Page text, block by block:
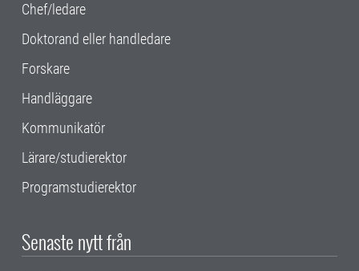
Chef/ledare
Doktorand eller handledare
Forskare
Handläggare
Kommunikatör
Lärare/studierektor
Programstudierektor
Senaste nytt från